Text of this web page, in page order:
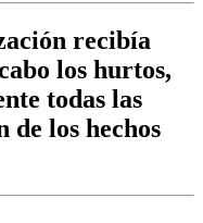
recibía
los hurtos,
todas las
de los hechos